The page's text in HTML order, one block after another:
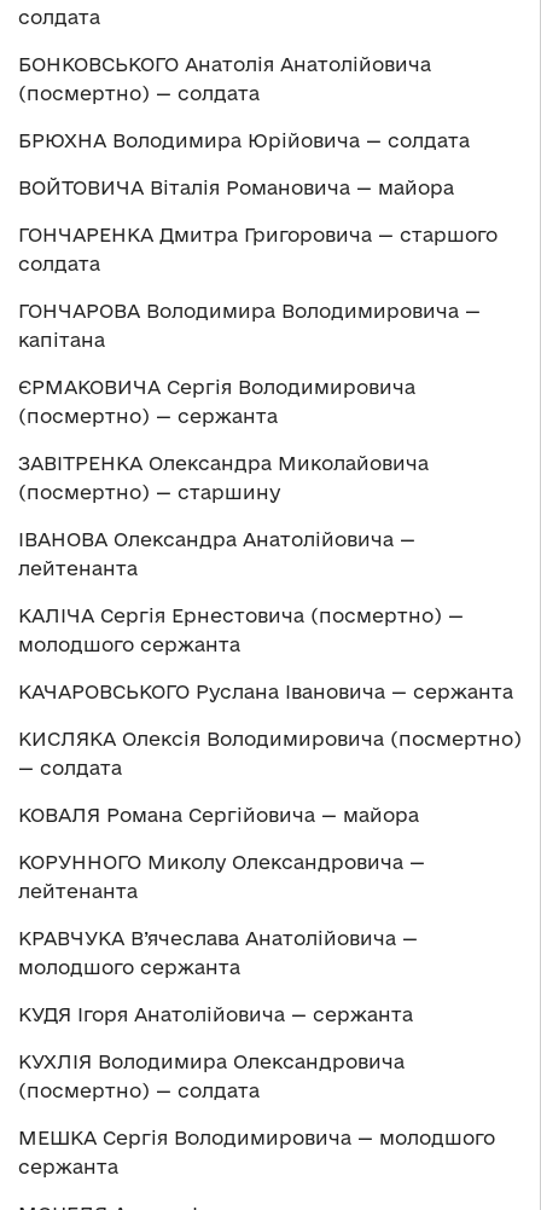
солдата
БОНКОВСЬКОГО Анатолія Анатолійовича
(посмертно) — солдата
БРЮХНА Володимира Юрійовича — солдата
ВОЙТОВИЧА Віталія Романовича — майора
ГОНЧАРЕНКА Дмитра Григоровича — старшого
солдата
ГОНЧАРОВА Володимира Володимировича —
капітана
ЄРМАКОВИЧА Сергія Володимировича
(посмертно) — сержанта
ЗАВІТРЕНКА Олександра Миколайовича
(посмертно) — старшину
ІВАНОВА Олександра Анатолійовича —
лейтенанта
КАЛІЧА Сергія Ернестовича (посмертно) —
молодшого сержанта
КАЧАРОВСЬКОГО Руслана Івановича — сержанта
КИСЛЯКА Олексія Володимировича (посмертно)
— солдата
КОВАЛЯ Романа Сергійовича — майора
КОРУННОГО Миколу Олександровича —
лейтенанта
КРАВЧУКА В’ячеслава Анатолійовича —
молодшого сержанта
КУДЯ Ігоря Анатолійовича — сержанта
КУХЛІЯ Володимира Олександровича
(посмертно) — солдата
МЕШКА Сергія Володимировича — молодшого
сержанта